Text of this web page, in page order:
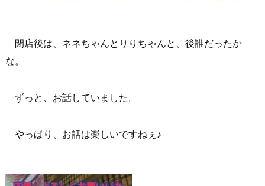
閉店後は、ネネちゃんとりりちゃんと、後誰だったか
な。
ずっと、お話していました。
やっぱり、お話は楽しいですねぇ♪